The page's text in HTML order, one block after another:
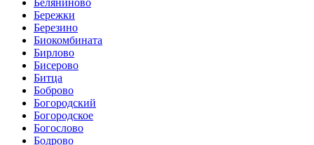
Беляниново
Бережки
Березино
Биокомбината
Бирлово
Бисерово
Битца
Боброво
Богородский
Богородское
Богослово
Бодрово